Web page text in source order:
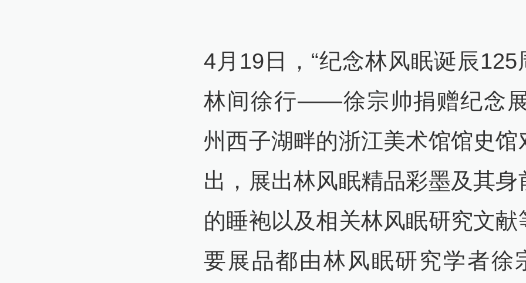
4月19日，“纪念林风眠诞辰125
林间徐行——徐宗帅捐赠纪念
州西子湖畔的浙江美术馆馆史馆
出，展出林风眠精品彩墨及其身
的睡袍以及相关林风眠研究文献
要展品都由林风眠研究学者徐